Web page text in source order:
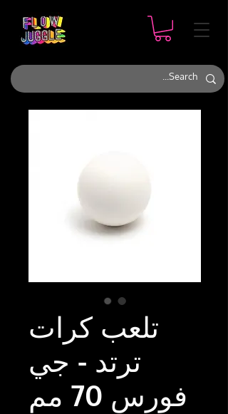
تلعب كرات
ترتد - جي
فورس 70 مم